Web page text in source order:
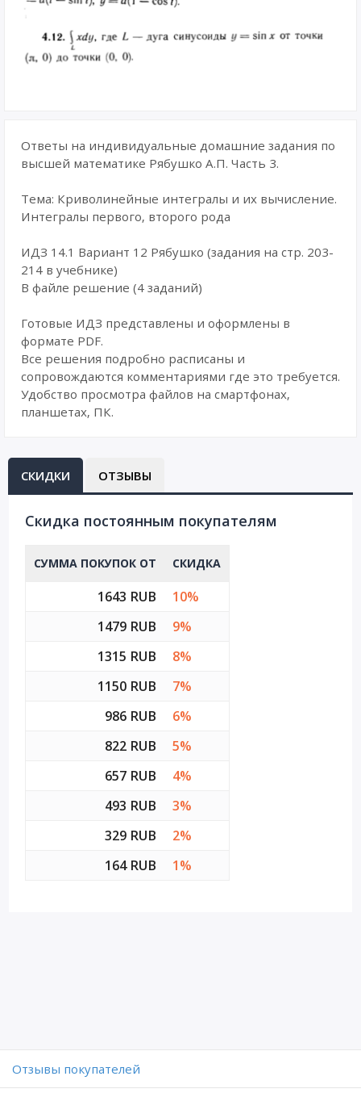
Ответы на индивидуальные домашние задания по
высшей математике Рябушко А.П. Часть 3.
Тема: Криволинейные интегралы и их вычисление.
Интегралы первого, второго рода
ИДЗ 14.1 Вариант 12 Рябушко (задания на стр. 203-
214 в учебнике)
В файле решение (4 заданий)
Готовые ИДЗ представлены и оформлены в
формате PDF.
Все решения подробно расписаны и
сопровождаются комментариями где это требуется.
Удобство просмотра файлов на смартфонах,
планшетах, ПК.
СКИДКИ ОТЗЫВЫ
Cкидка постоянным покупателям
СУММА ПОКУПОК ОТ СКИДКА
1643 RUB
10%
1479 RUB
9%
1315 RUB
8%
1150 RUB
7%
986 RUB
6%
822 RUB
5%
657 RUB
4%
493 RUB
3%
329 RUB
2%
164 RUB
1%
Отзывы покупателей